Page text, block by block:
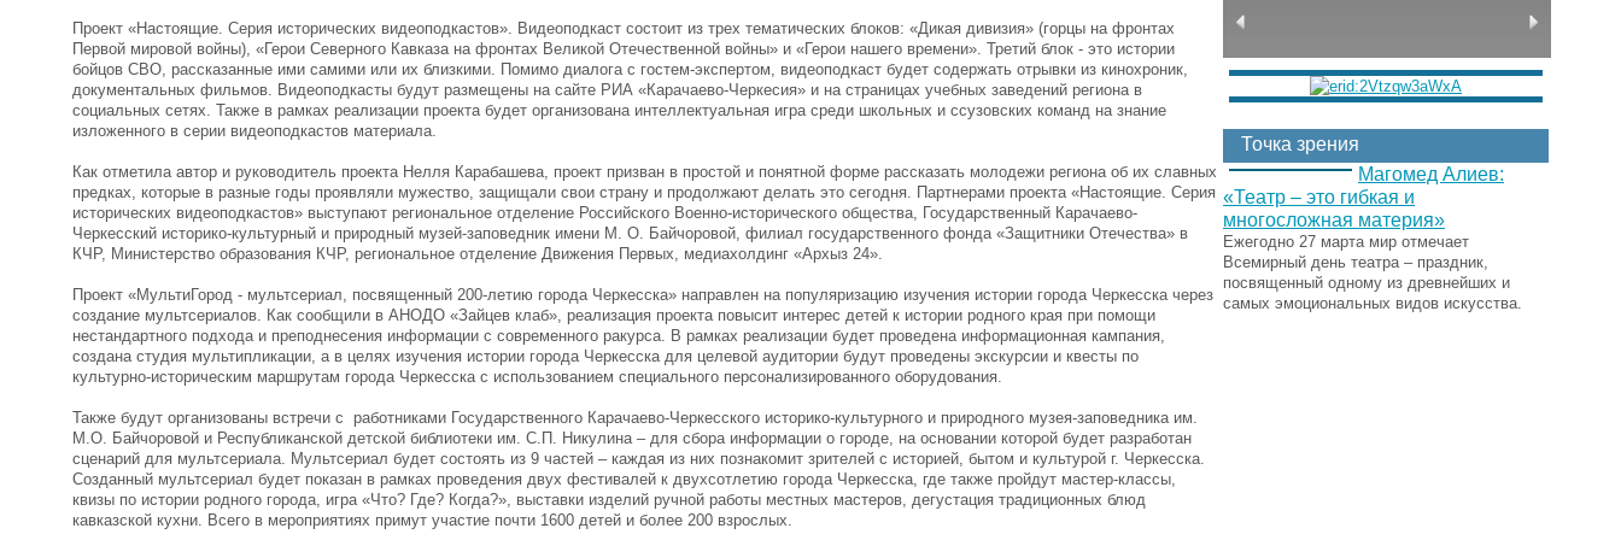
Проект «Настоящие. Серия исторических видеоподкастов». Видеоподкаст состоит из трех тематических блоков: «Дикая дивизия» (горцы на фронтах
Первой мировой войны), «Герои Северного Кавказа на фронтах Великой Отечественной войны» и «Герои нашего времени». Третий блок - это истории
бойцов СВО, рассказанные ими самими или их близкими. Помимо диалога с гостем-экспертом, видеоподкаст будет содержать отрывки из кинохроник,
документальных фильмов. Видеоподкасты будут размещены на сайте РИА «Карачаево-Черкесия» и на страницах учебных заведений региона в
социальных сетях. Также в рамках реализации проекта будет организована интеллектуальная игра среди школьных и ссузовских команд на знание
изложенного в серии видеоподкастов материала.
Как отметила автор и руководитель проекта Нелля Карабашева, проект призван в простой и понятной форме рассказать молодежи региона об их славных
предках, которые в разные годы проявляли мужество, защищали свои страну и продолжают делать это сегодня. Партнерами проекта «Настоящие. Серия
исторических видеоподкастов» выступают региональное отделение Российского Военно-исторического общества, Государственный Карачаево-
Черкесский историко-культурный и природный музей-заповедник имени М. О. Байчоровой, филиал государственного фонда «Защитники Отечества» в
КЧР, Министерство образования КЧР, региональное отделение Движения Первых, медиахолдинг «Архыз 24».
Проект «МультиГород - мультсериал, посвященный 200-летию города Черкесска» направлен на популяризацию изучения истории города Черкесска через
создание мультсериалов. Как сообщили в АНОДО «Зайцев клаб», реализация проекта повысит интерес детей к истории родного края при помощи
нестандартного подхода и преподнесения информации с современного ракурса. В рамках реализации будет проведена информационная кампания,
создана студия мультипликации, а в целях изучения истории города Черкесска для целевой аудитории будут проведены экскурсии и квесты по
культурно-историческим маршрутам города Черкесска с использованием специального персонализированного оборудования.
Также будут организованы встречи с работниками Государственного Карачаево-Черкесского историко-культурного и природного музея-заповедника им.
М.О. Байчоровой и Республиканской детской библиотеки им. С.П. Никулина – для сбора информации о городе, на основании которой будет разработан
сценарий для мультсериала. Мультсериал будет состоять из 9 частей – каждая из них познакомит зрителей с историей, бытом и культурой г. Черкесска.
Созданный мультсериал будет показан в рамках проведения двух фестивалей к двухсотлетию города Черкесска, где также пройдут мастер-классы,
квизы по истории родного города, игра «Что? Где? Когда?», выставки изделий ручной работы местных мастеров, дегустация традиционных блюд
кавказской кухни. Всего в мероприятиях примут участие почти 1600 детей и более 200 взрослых.
Точка зрения
Магомед Алиев:
«Театр – это гибкая и
многосложная материя»
Ежегодно 27 марта мир отмечает
Всемирный день театра – праздник,
посвященный одному из древнейших и
самых эмоциональных видов искусства.